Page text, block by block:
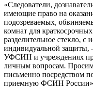
«Следователи,
имеющие право на
подозреваемых,
комнат для
разделительное стекло, с
индивидуальной защиты,
УФСИН и учреждениях
личным вопросам.
письменно посредством
приемную ФСИН